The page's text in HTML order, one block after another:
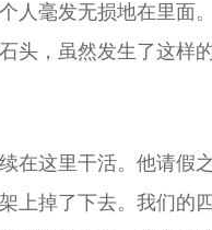
人毫发无损地在里面
头，虽然发生了这样
在这里干活。他请假
上掉了下去。我们的